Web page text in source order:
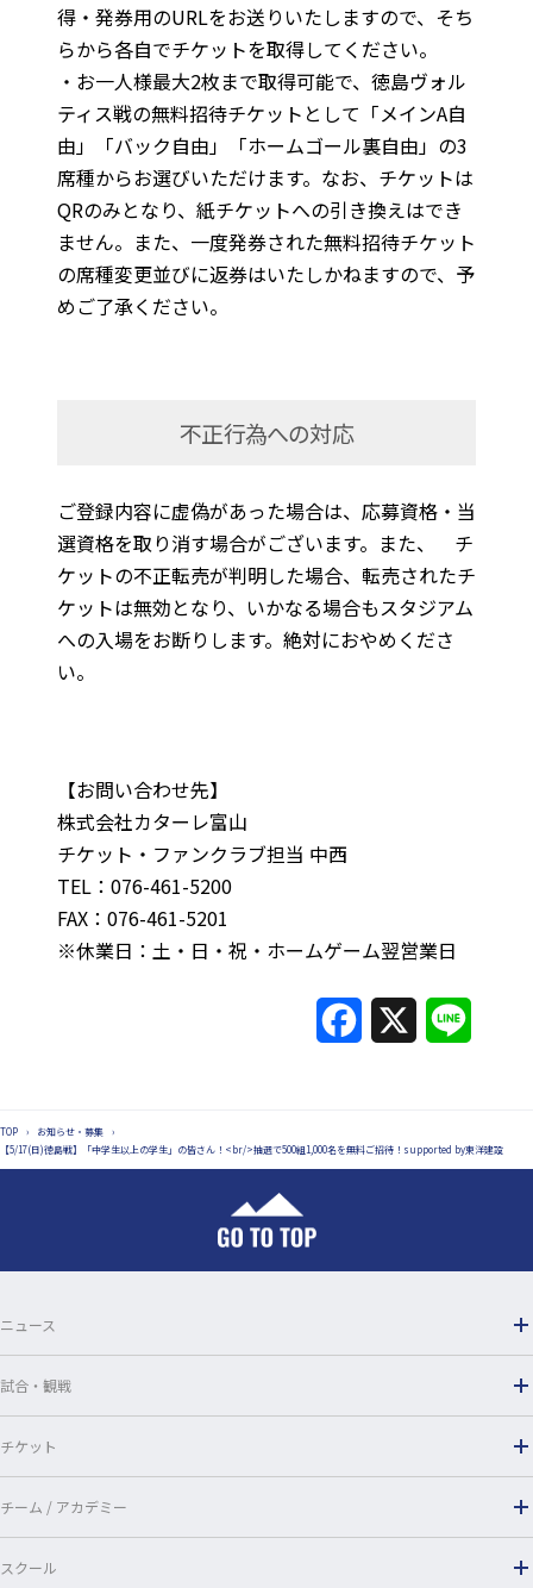
得・発券用のURLをお送りいたしますので、そち
らから各自でチケットを取得してください。
・お一人様最大2枚まで取得可能で、徳島ヴォル
ティス戦の無料招待チケットとして「メインA自
由」「バック自由」「ホームゴール裏自由」の3
席種からお選びいただけます。なお、チケットは
QRのみとなり、紙チケットへの引き換えはでき
ません。また、一度発券された無料招待チケット
の席種変更並びに返券はいたしかねますので、予
めご了承ください。
不正行為への対応
ご登録内容に虚偽があった場合は、応募資格・当
選資格を取り消す場合がございます。また、 チ
ケットの不正転売が判明した場合、転売されたチ
ケットは無効となり、いかなる場合もスタジアム
への入場をお断りします。絶対におやめくださ
い。
【お問い合わせ先】
株式会社カターレ富山
チケット・ファンクラブ担当 中西
TEL：076-461-5200
FAX：076-461-5201
※休業日：土・日・祝・ホームゲーム翌営業日
e
e
TOP › お知らせ・募集
›
【5/17(日)徳島戦】「中学生以上の学生」の皆さん！<br/>抽選で500組1,000名を無料ご招待！supported by東洋建設
ニュース
試合・観戦
チケット
チーム / アカデミー
スクール